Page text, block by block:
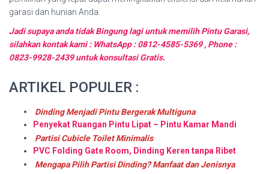
garasi dan hunian Anda.
Jadi supaya anda tidak Bingung lagi untuk memilih Pintu Garasi,
silahkan kontak kami : WhatsApp : 0812-4585-5369 , Phone :
0823-9928-2439 untuk konsultasi Gratis.
ARTIKEL POPULER :
Dinding Menjadi Pintu Bergerak Multiguna
Penyekat Ruangan Pintu Lipat – Pintu Kamar Mandi
Partisi Cubicle Toilet Minimalis
PVC Folding Gate Room, Dinding Keren tanpa Ribet
Mengapa Pilih Partisi Dinding? Manfaat dan Jenisnya